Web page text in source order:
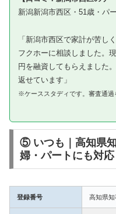
新潟新潟市西区・51歳・パ
「新潟市西区で家計が苦し
フクホーに相談しました。
円を融資してもらえました
返せています」
※ケーススタディです。審査通過
⑤ いつも｜高知県
婦・パートにも対応
登録番号 高知県